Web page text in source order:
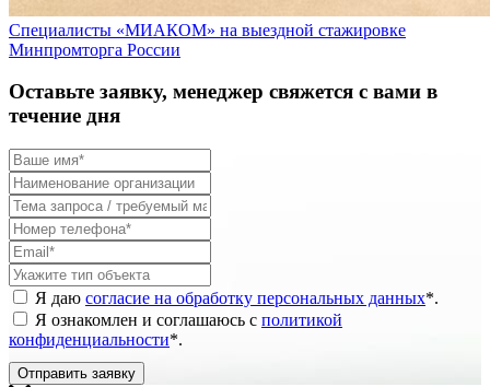
Специалисты «МИАКОМ» на выездной стажировке
Минпромторга России
Оставьте заявку, менеджер свяжется с вами в
течение дня
Я даю согласие на обработку персональных данных*.
Я ознакомлен и соглашаюсь с политикой
конфиденциальности*.
Отправить заявку